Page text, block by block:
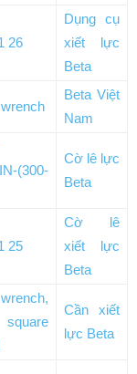
26
Dụng cụ
xiết lực
Beta
Beta Việt
Nam
(300-
Cờ lê lực
Beta
25
Cờ lê
xiết lực
Beta
Cần xiết
lực Beta